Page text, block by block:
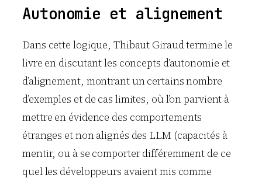
Autonomie et alignement
Dans cette logique, Thibaut Giraud termine le
livre en discutant les concepts d’autonomie et
d’alignement, montrant un certains nombre
d’exemples et de cas limites, où l’on parvient à
mettre en évidence des comportements
étranges et non alignés des LLM (capacités à
mentir, ou à se comporter différemment de ce
quel les développeurs avaient mis comme